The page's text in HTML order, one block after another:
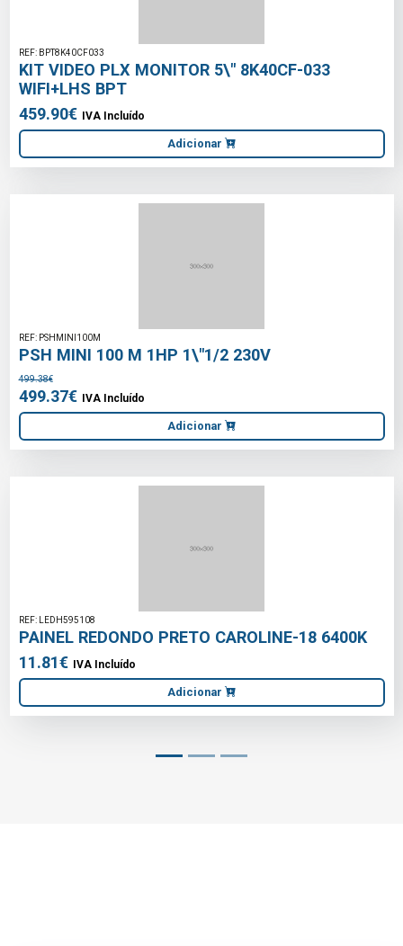
REF: BPT8K40CF033
KIT VIDEO PLX MONITOR 5\" 8K40CF-033
WIFI+LHS BPT
459.90€ IVA Incluído
Adicionar
REF: PSHMINI100M
PSH MINI 100 M 1HP 1\"1/2 230V
499.38€
499.37€ IVA Incluído
Adicionar
REF: LEDH595108
PAINEL REDONDO PRETO CAROLINE-18 6400K
11.81€ IVA Incluído
Adicionar